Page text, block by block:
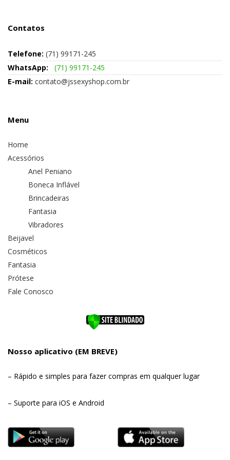
Contatos
Telefone: (71) 99171-245
WhatsApp:
(71) 99171-245
E-mail: contato@jssexyshop.com.br
Menu
Home
Acessórios
Anel Peniano
Boneca Inflável
Brincadeiras
Fantasia
Vibradores
Beijavel
Cosméticos
Fantasia
Prótese
Fale Conosco
Nosso aplicativo (EM BREVE)
– Rápido e simples para fazer compras em qualquer lugar
– Suporte para iOS e Android